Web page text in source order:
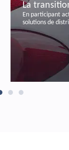
transition
activement à
de distribution